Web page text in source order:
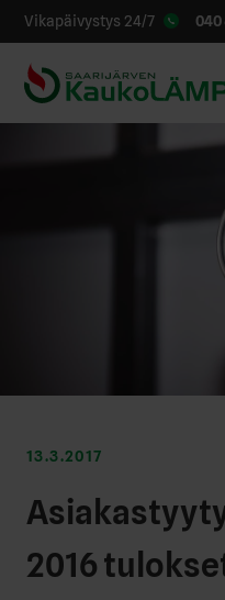
Vikapäivystys 24/7 040
13.3.2017
2016